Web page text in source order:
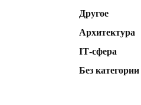
Другое
Архитектура
ІТ-сфера
Без категории